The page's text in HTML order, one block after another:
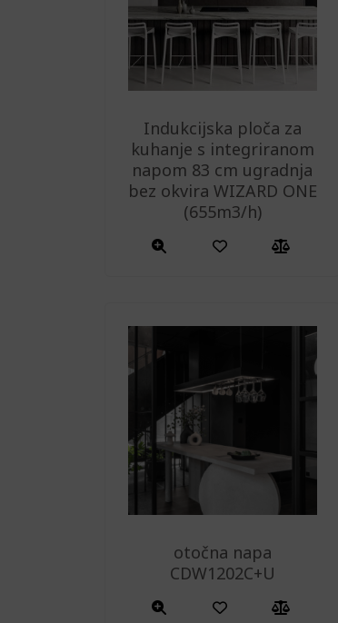
Indukcijska ploča za
kuhanje s integriranom
napom 83 cm ugradnja
bez okvira WIZARD ONE
(655m3/h)
otočna napa
CDW1202C+U